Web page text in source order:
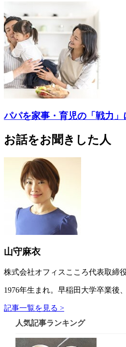
パパを家事・育児の「戦力」
お話をお聞きした人
山守麻衣
株式会社オフィスこころ代表取締
1976年生まれ。早稲田大学卒業後
記事一覧を見る >
人気記事ランキング